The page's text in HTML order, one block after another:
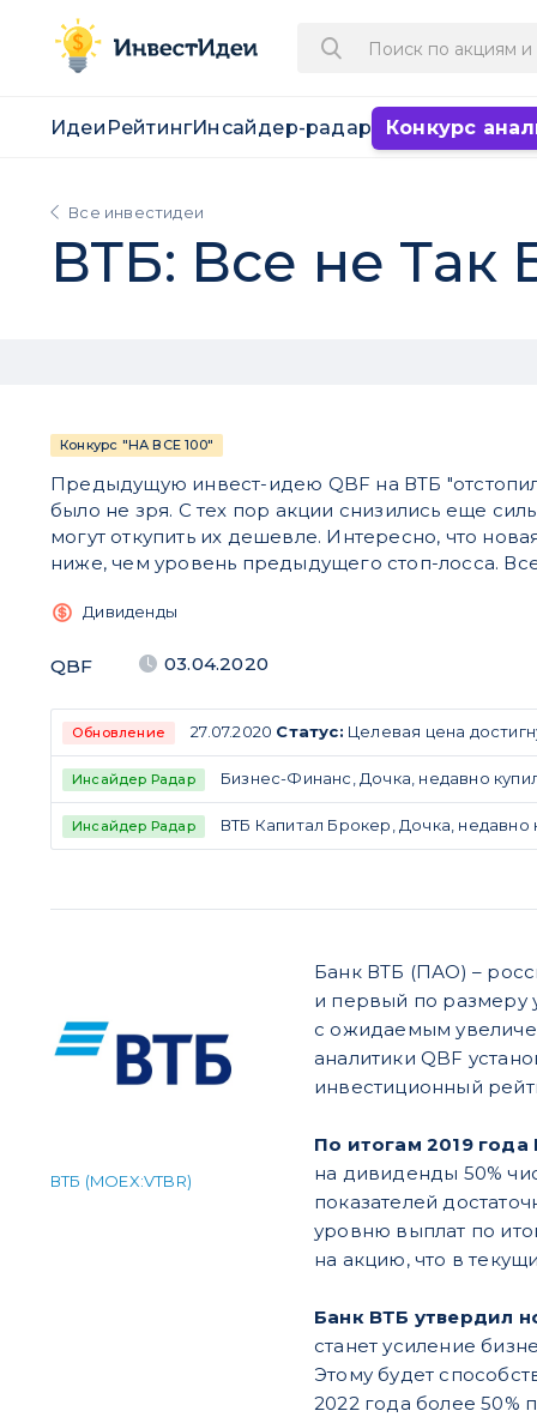
Идеи РейтингИнсайдер-радар Конкурс
Все инвестидеи
ВТБ: Все не Так
Конкурс "НА ВСЕ 100"
Предыдущую инвест-идею QBF на ВТБ
было не зря. С тех пор акции снизились еще
могут откупить их дешевле. Интересно, что
ниже, чем уровень предыдущего стоп-лосса.
Дивиденды
QBF 03.04.2020
Обновление 27.07.2020 Статус: Целевая цена
Инсайдер Радар Бизнес-Финанс, Дочка, недавно
Инсайдер Радар ВТБ Капитал Брокер, Дочка, недавно
ВТБ (MOEX:VTBR)
Банк ВТБ (ПАО) –
и первый по размеру
с ожидаемым
аналитики QBF
инвестиционный
По итогам 2019
на дивиденды 50%
показателей
уровню выплат по
на акцию, что в
Банк ВТБ утвердил
станет усиление
Этому будет
2022 года более 50%